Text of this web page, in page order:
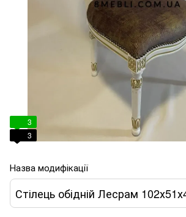
3
3
Назва модифікації